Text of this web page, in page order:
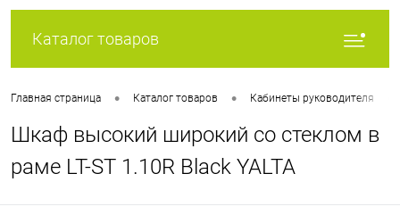
Каталог товаров
Главная страница • Каталог товаров • Кабинеты руководителя
Шкаф высокий широкий со стеклом в
раме LT-ST 1.10R Black YALTA